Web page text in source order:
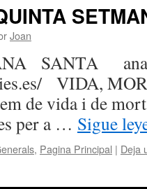
Joan
SANTA
VIDA,
de vida i de
per a … Sigue
, Pagina Principal | Deja